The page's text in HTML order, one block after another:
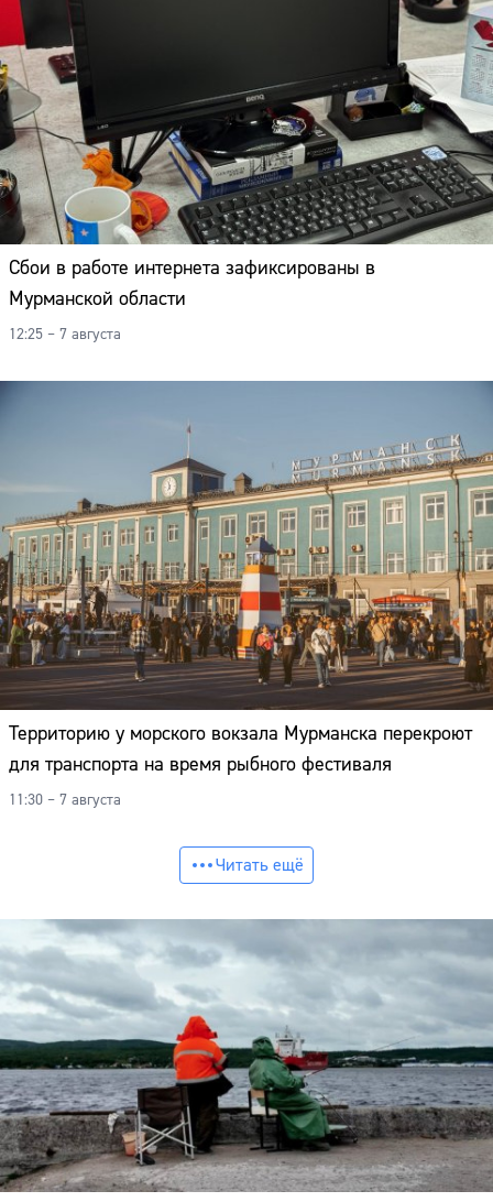
Сбои в работе интернета зафиксированы в
Мурманской области
12:25 – 7 августа
Территорию у морского вокзала Мурманска перекроют
для транспорта на время рыбного фестиваля
11:30 – 7 августа
Читать ещё